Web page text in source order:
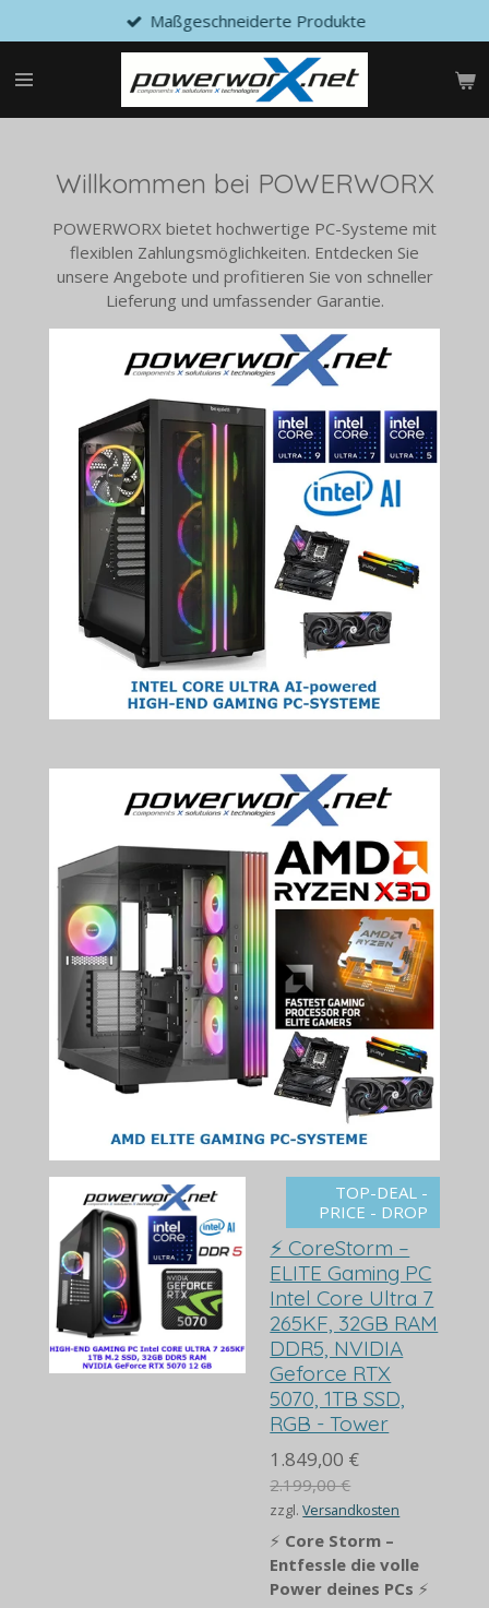
Hauptinhalt
springen
Maßgeschneiderte Produkte
Willkommen bei POWERWORX
POWERWORX bietet hochwertige PC-Systeme mit
flexiblen Zahlungsmöglichkeiten. Entdecken Sie
unsere Angebote und profitieren Sie von schneller
Lieferung und umfassender Garantie.
TOP-DEAL -
PRICE - DROP
⚡ CoreStorm –
ELITE Gaming PC
Intel Core Ultra 7
265KF, 32GB RAM
DDR5, NVIDIA
Geforce RTX
5070, 1TB SSD,
RGB - Tower
1.849,00 €
2.199,00 €
zzgl.Versandkosten
⚡ Core Storm –
Entfessle die volle
Power deines PCs ⚡